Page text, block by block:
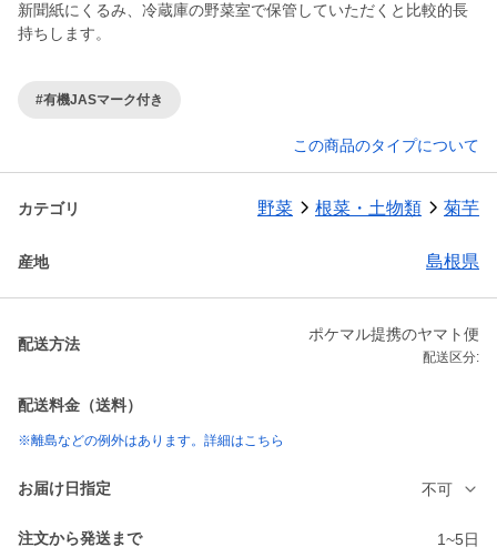
新聞紙にくるみ、冷蔵庫の野菜室で保管していただくと比較的長
持ちします。
#有機JASマーク付き
この商品のタイプについて
カテゴリ 野菜 根菜・土物類 菊芋
産地 島根県
配送方法
ポケマル提携のヤマト便
配送区分:
配送料金（送料）
※離島などの例外はあります。詳細はこちら
お届け日指定 不可
注文から発送まで 1~5日